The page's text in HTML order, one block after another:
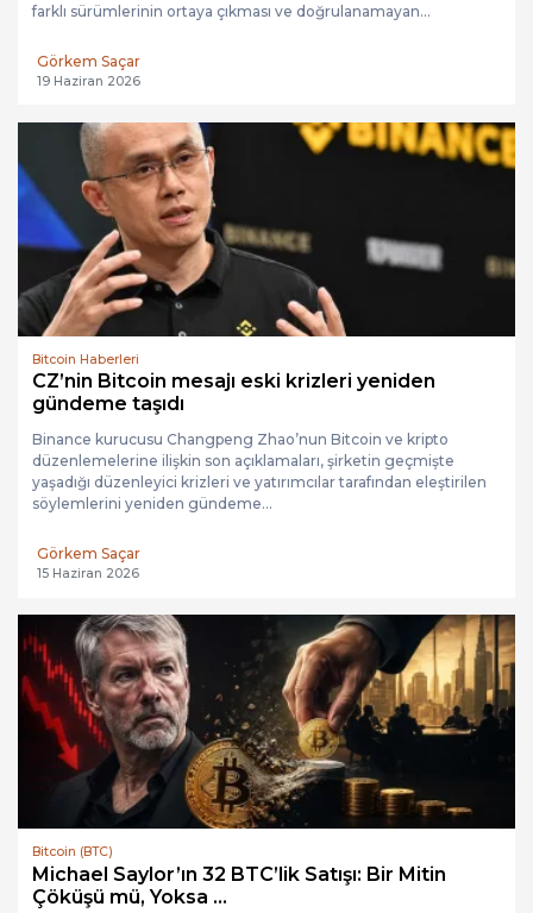
sürdürülebilir olmadığını savunarak yıllık %4’lük sabit ihraç oranı...
Görkem Saçar
08 Temmuz 2026
Bitcoin Haberleri
Finans devlerinin büyük oyunu: Bitcoin’i
kötülerken arkadan toplayan T...
Bundan çok değil, on yıl önce finans dünyasının koridorlarında
Bitcoin ismi geçtiğinde yüzlerde müstehzi bir gülümseme
belirirdi. Takım elbiseli Wall Street elitleri için...
06 Temmuz 2026
Bitcoin (BTC)
Strategy, Bitcoin’den 1,25 milyar dolarlık gelir
planını onaylad...